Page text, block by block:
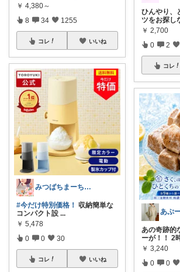
￥ 4,380～
8 34 1255
コレ いいね
みつばちまーちᵀᴴᴬᴺᴷ ᵞᴼᵁ ◡̈*
#今だけ特別価格！ 収納簡単な
コンパクト設 ...
￥ 5,478
0 0 30
コレ いいね
ひんやり、
ツをお探し
￥ 2,700
0 2
コレ
あの奇跡的
ーが！！ 2
￥ 3,240
0 0